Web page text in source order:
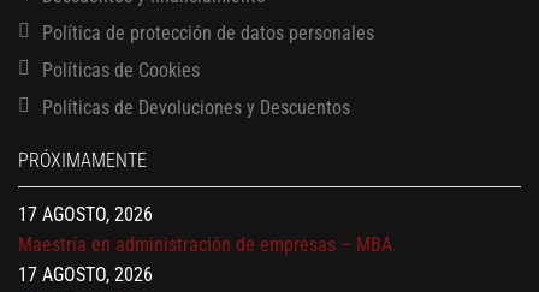
Política de protección de datos personales
Políticas de Cookies
Políticas de Devoluciones y Descuentos
PRÓXIMAMENTE
13 AGOSTO, 2026
17 AGOSTO, 2026
Gerencia de empresas familiares
17 AGOSTO, 2026
Maestría en administración de empresas – MBA
17 AGOSTO, 2026